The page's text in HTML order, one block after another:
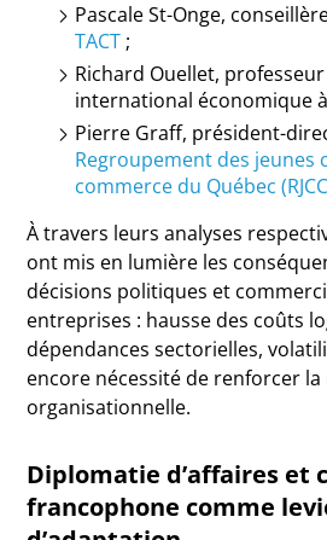
Pascale St-Onge,
TACT ;
Richard Ouellet,
international économique à
Pierre Graff, président-
Regroupement des jeunes
commerce du Québec
À travers leurs analyses
ont mis en lumière les
décisions politiques et
entreprises : hausse des coûts
dépendances sectorielles,
encore nécessité de renforcer la
organisationnelle.
Diplomatie d’affaires et
francophone comme